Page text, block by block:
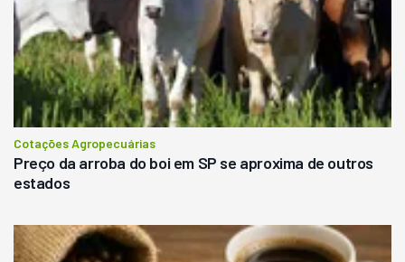
Cotações Agropecuárias
Preço da arroba do boi em SP se aproxima de outros
estados